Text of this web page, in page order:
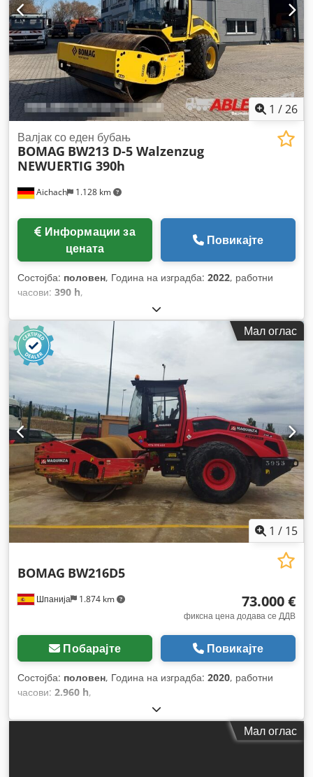
1 /26
Aichach 1.128 km
Валјак со еден бубањ
BOMAG BW213 D-5 Walzenzug
NEWUERTIG 390h
цената
Повикајте
Состојба: половен, Година на изградба: 2022, работни
часови: 390 h,
Мал оглас
1 / 15
Шпанија 1.874 km
BOMAG BW216D5
73.000 €
фиксна цена додава се ДДВ
Побарајте Повикајте
Состојба: половен, Година на изградба: 2020, работни
часови: 2.960 h,
Мал оглас